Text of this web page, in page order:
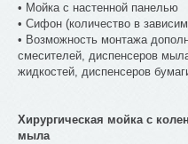
• Мойка с настенной панелью
• Сифон (количество в
• Возможность монтажа
смесителей, диспенсеров
жидкостей, диспенсеров
Хирургическая мойка с
мыла